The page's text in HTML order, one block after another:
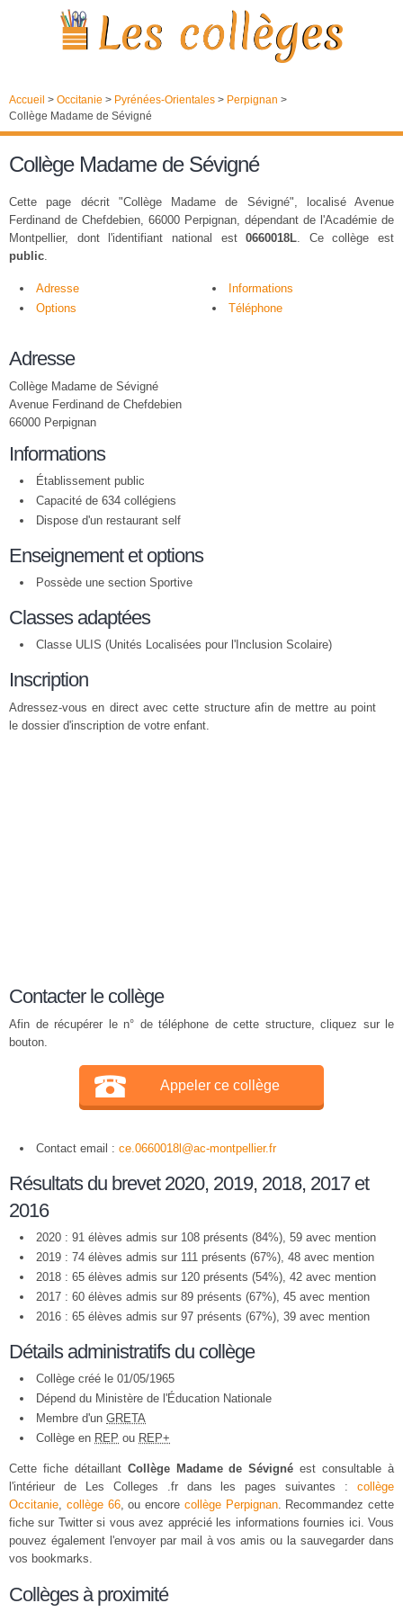
Accueil > Occitanie > Pyrénées-Orientales > Perpignan >
Collège Madame de Sévigné
Collège Madame de Sévigné
Cette page décrit "Collège Madame de Sévigné", localisé Avenue
Ferdinand de Chefdebien, 66000 Perpignan, dépendant de l'Académie de
Montpellier, dont l'identifiant national est0660018L. Ce collège est
public.
Adresse
Informations
Options
Téléphone
Adresse
Collège Madame de Sévigné
Avenue Ferdinand de Chefdebien
66000 Perpignan
Informations
Établissement public
Capacité de 634 collégiens
Dispose d'un restaurant self
Enseignement et options
Possède une section Sportive
Classes adaptées
Classe ULIS (Unités Localisées pour l'Inclusion Scolaire)
Inscription
Adressez-vous en direct avec cette structure afin de mettre au point
le dossier d'inscription de votre enfant.
Contacter le collège
Afin de récupérer le n° de téléphone de cette structure, cliquez sur le
bouton.
Appeler ce collège
Contact email : ce.0660018l@ac-montpellier.fr
Résultats du brevet 2020, 2019, 2018, 2017 et
2016
2020 : 91 élèves admis sur 108 présents (84%), 59 avec mention
2019 : 74 élèves admis sur 111 présents (67%), 48 avec mention
2018 : 65 élèves admis sur 120 présents (54%), 42 avec mention
2017 : 60 élèves admis sur 89 présents (67%), 45 avec mention
2016 : 65 élèves admis sur 97 présents (67%), 39 avec mention
Détails administratifs du collège
Collège créé le 01/05/1965
Dépend du Ministère de l'Éducation Nationale
Membre d'un GRETA
Collège en REP ou REP+
Cette fiche détaillant Collège Madame de Sévigné est consultable à
l'intérieur de Les Colleges .fr dans les pages suivantes : collège
Occitanie, collège 66, ou encore collège Perpignan. Recommandez cette
fiche sur Twitter si vous avez apprécié les informations fournies ici. Vous
pouvez également l'envoyer par mail à vos amis ou la sauvegarder dans
vos bookmarks.
Collèges à proximité